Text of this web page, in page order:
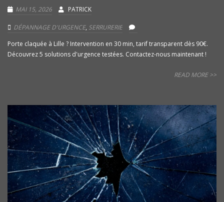
MAI 15, 2026 PATRICK
DÉPANNAGE D'URGENCE, SERRURERIE
Porte claquée à Lille ? Intervention en 30 min, tarif transparent dès 90€.
Découvrez 5 solutions d'urgence testées. Contactez-nous maintenant !
READ MORE >>